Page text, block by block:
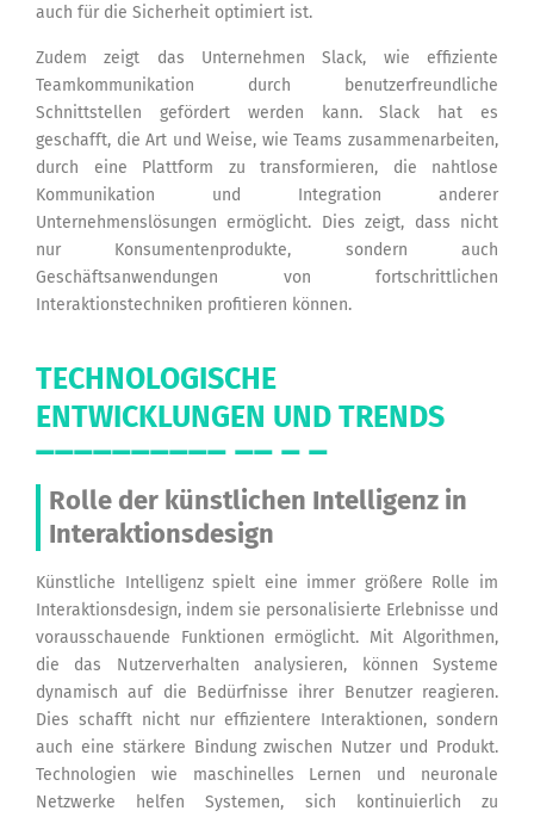
auch für die Sicherheit optimiert ist.
Zudem zeigt das Unternehmen Slack, wie effiziente
Teamkommunikation durch benutzerfreundliche
Schnittstellen gefördert werden kann. Slack hat es
geschafft, die Art und Weise, wie Teams zusammenarbeiten,
durch eine Plattform zu transformieren, die nahtlose
Kommunikation und Integration anderer
Unternehmenslösungen ermöglicht. Dies zeigt, dass nicht
nur Konsumentenprodukte, sondern auch
Geschäftsanwendungen von fortschrittlichen
Interaktionstechniken profitieren können.
TECHNOLOGISCHE
ENTWICKLUNGEN UND TRENDS
Rolle der künstlichen Intelligenz in
Interaktionsdesign
Künstliche Intelligenz spielt eine immer größere Rolle im
Interaktionsdesign, indem sie personalisierte Erlebnisse und
vorausschauende Funktionen ermöglicht. Mit Algorithmen,
die das Nutzerverhalten analysieren, können Systeme
dynamisch auf die Bedürfnisse ihrer Benutzer reagieren.
Dies schafft nicht nur effizientere Interaktionen, sondern
auch eine stärkere Bindung zwischen Nutzer und Produkt.
Technologien wie maschinelles Lernen und neuronale
Netzwerke helfen Systemen, sich kontinuierlich zu